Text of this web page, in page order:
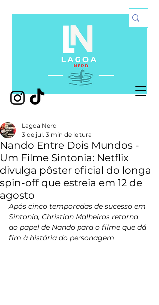
Nando Entre Dois Mundos -
Um Filme Sintonia: Netflix
divulga pôster oficial do longa
spin-off que estreia em 12 de
agosto
Lagoa Nerd
3 de jul. 3 min de leitura
Após cinco temporadas de sucesso em
Sintonia, Christian Malheiros retorna
ao papel de Nando para o filme que dá
fim à história do personagem